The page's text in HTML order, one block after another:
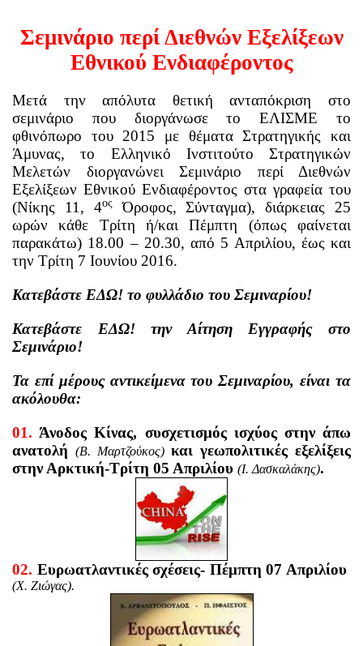
Σεμινάριο περί Διεθνών Εξελίξεων
Εθνικού Ενδιαφέροντος
Μετά την απόλυτα θετική ανταπόκριση στο
σεμινάριο που διοργάνωσε το ΕΛΙΣΜΕ το
φθινόπωρο του 2015 με θέματα Στρατηγικής και
Άμυνας, το Ελληνικό Ινστιτούτο Στρατηγικών
Μελετών διοργανώνει Σεμινάριο περί Διεθνών
Εξελίξεων Εθνικού Ενδιαφέροντος στα γραφεία του
(Νίκης 11, 4οςΌροφος, Σύνταγμα), διάρκειας 25
ωρών κάθε Τρίτη ή/και Πέμπτη (όπως φαίνεται
παρακάτω) 18.00 – 20.30, από 5 Απριλίου, έως και
την Τρίτη 7 Ιουνίου 2016.
Κατεβάστε ΕΔΩ! το φυλλάδιο του Σεμιναρίου!
Κατεβάστε ΕΔΩ!την Αίτηση Εγγραφής στο
Σεμινάριο!
Τα επί μέρους αντικείμενα του Σεμιναρίου, είναι τα
ακόλουθα:
01. Άνοδος Κίνας, συσχετισμός ισχύος στην άπω
ανατολή (Β. Μαρτζούκος) και γεωπολιτικές εξελίξεις
στην Αρκτική-Τρίτη 05 Απριλίου (Ι. Δασκαλάκης).
02. Ευρωατλαντικές σχέσεις- Πέμπτη 07 Απριλίου
(Χ. Ζιώγας).